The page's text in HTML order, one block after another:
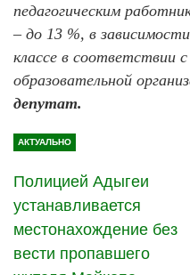
педагогическим
– до 13 %, в
классе в соответствии
образовательной
депутат.
АКТУАЛЬНО
Полицией Адыгеи
устанавливается
местонахождение без
вести пропавшего